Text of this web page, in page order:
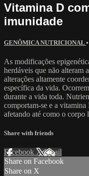
Vitamina D
imunidade
GENÔMICA NUTRICIONAL
As modificações
herdáveis que não alteram
alterações altamente
específica da vida.
durante a vida toda.
comportam-se e a
afetando até como o corpo
Share with friends
Facebook XEmail
Share on Facebook
Share on X